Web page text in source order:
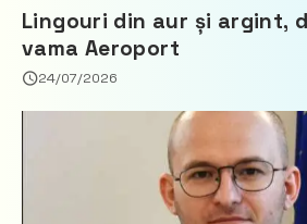
Lingouri din aur și argint,
vama Aeroport
24/07/2026